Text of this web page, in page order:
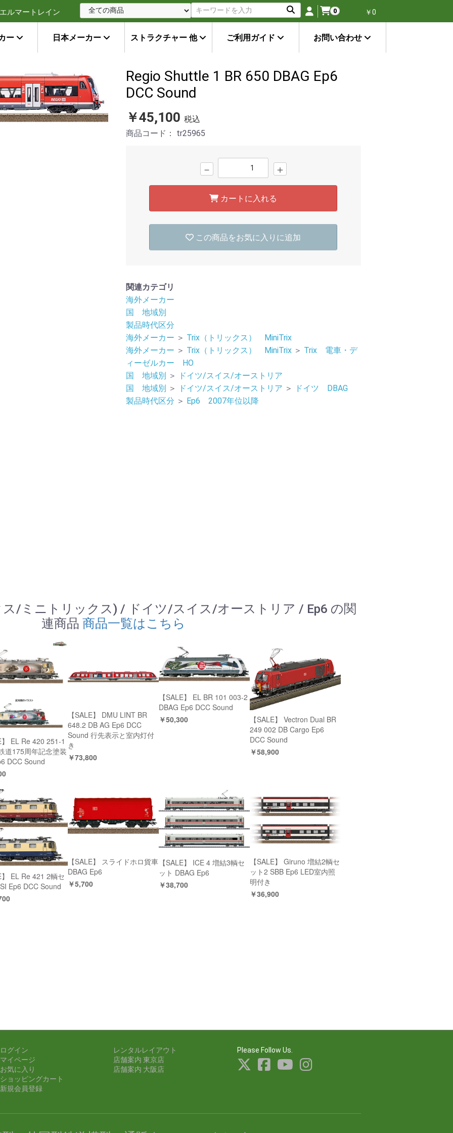
ルマートレイン 0 ￥0
ー 日本メーカー ストラクチャー 他 ご利用ガイド お問い合わせ
Regio Shuttle 1 BR 650 DBAG Ep6
DCC Sound
￥45,100 税込
商品コード： tr25965
－ ＋
カートに入れる
この商品をお気に入りに追加
関連カテゴリ
海外メーカー
国 地域別
製品時代区分
海外メーカー ＞ Trix（トリックス） MiniTrix
海外メーカー ＞ Trix（トリックス） MiniTrix ＞ Trix 電車・デ
ィーゼルカー HO
国 地域別 ＞
ドイツ/スイス/オーストリア
国 地域別 ＞ ドイツ/スイス/オーストリア ＞
ドイツ DBAG
製品時代区分 ＞ Ep6 2007年位以降
/ミニトリックス) / ドイツ/スイス/オーストリア / Ep6 の関
連商品 商品一覧はこちら
】 EL Re 420 251-1
道175周年記念塗装
DCC Sound
【SALE】 DMU LINT BR
648.2 DB AG Ep6 DCC
Sound 行先表示と室内灯付
き
￥73,800
【SALE】 EL BR 101 003-2
DBAG Ep6 DCC Sound
￥50,300
【SALE】 Vectron Dual BR
249 002 DB Cargo Ep6
DCC Sound
￥58,900
】 EL Re 421 2輌セ
Ep6 DCC Sound
【SALE】 スライドホロ貨車
DBAG Ep6
￥5,700
【SALE】 ICE 4 増結3輌セ
ット DBAG Ep6
￥38,700
【SALE】 Giruno 増結2輌セ
ット2 SBB Ep6 LED室内照
明付き
￥36,900
ログイン
イページ
お気に入り
ショッピングカート
新規会員登録
レンタルレイアウト
店舗案内 東京店
店舗案内 大阪店
Please Follow Us.